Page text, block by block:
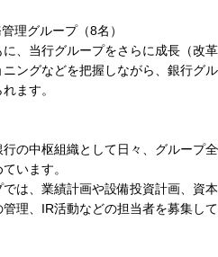
理グループ（8名）
、当行グループをさらに成長（改
ングなどを把握しながら、銀行グ
ます。
の中枢組織として日々、グループ
います。
では、業績計画や設備投資計画、
理、IR活動などの担当者を募集して